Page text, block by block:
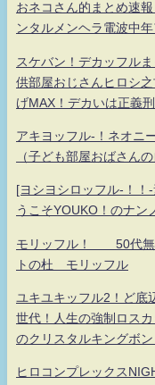
おネコさん的まとめ速
ンタルメンヘラ電波中
スケバン！デカッフル
供部屋おじさんヒロシ
げMAX！デカいは正義
アキヨッフル-！ネオニ
（子ども部屋おばさん
[ヨシヨシロッフル-！！
うこそYOUKO！のナン
モリッフル！ 50代無
トの杜 モリッフル
ユキユキッフル2！ど底
世代！人生の強制ロス
のクリスタルキングボ
ヒロコンプレックス